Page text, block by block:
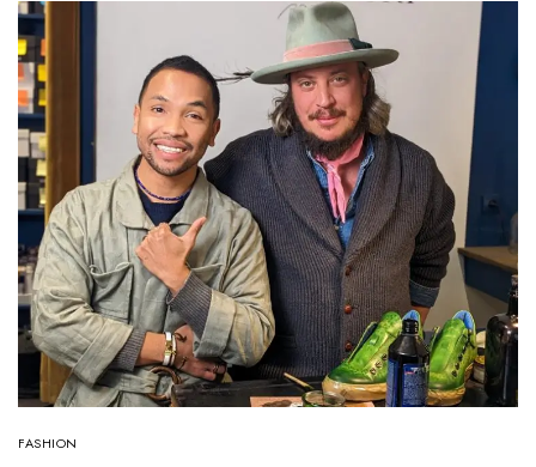
FASHION